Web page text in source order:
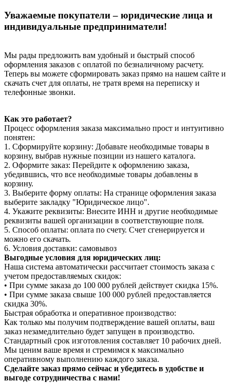
Уважаемые покупатели – юридические лица и
индивидуальные предприниматели!
Мы рады предложить вам удобный и быстрый способ
оформления заказов с оплатой по безналичному расчету.
Теперь вы можете сформировать заказ прямо на нашем сайте и
скачать счет для оплаты, не тратя время на переписку и
телефонные звонки.
Как это работает?
Процесс оформления заказа максимально прост и интуитивно
понятен:
1. Сформируйте корзину: Добавьте необходимые товары в
корзину, выбрав нужные позиции из нашего каталога.
2. Оформите заказ: Перейдите к оформлению заказа,
убедившись, что все необходимые товары добавлены в
корзину.
3. Выберите форму оплаты: На странице оформления заказа
выберите закладку "Юридическое лицо".
4. Укажите реквизиты: Внесите ИНН и другие необходимые
реквизиты вашей организации в соответствующие поля.
5. Способ оплаты: оплата по счету. Счет сгенерируется и
можно его скачать.
6. Условия доставки: самовывоз
Выгодные условия для юридических лиц:
Наша система автоматически рассчитает стоимость заказа с
учетом предоставляемых скидок:
• При сумме заказа до 100 000 рублей действует скидка 15%.
• При сумме заказа свыше 100 000 рублей предоставляется
скидка 30%.
Быстрая обработка и оперативное производство:
Как только мы получим подтверждение вашей оплаты, ваш
заказ незамедлительно будет запущен в производство.
Стандартный срок изготовления составляет 10 рабочих дней.
Мы ценим ваше время и стремимся к максимально
оперативному выполнению каждого заказа.
Сделайте заказ прямо сейчас и убедитесь в удобстве и
выгоде сотрудничества с нами!